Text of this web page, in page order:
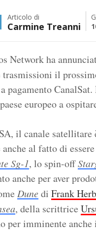
Articolo di
Carmine Treanni
Network ha
il
pagamento
europeo a
il canale
al fatto di
Sg-1, lo spin-off
anche per aver
Dune di Frank
, della scrittrice
per imminente